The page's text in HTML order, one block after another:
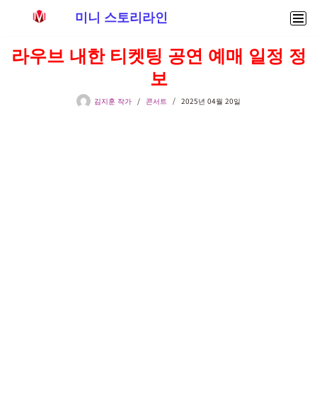
텐
미니 스토리라인
라우브 내한 티켓팅 공연 예매 일정 정
보
김지훈 작가 콘서트 2025년 04월 20일